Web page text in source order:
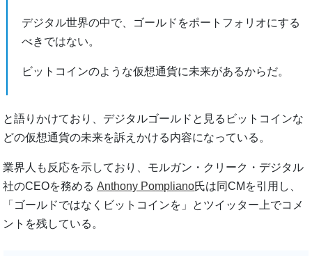
デジタル世界の中で、ゴールドをポートフォリオにする
べきではない。
ビットコインのような仮想通貨に未来があるからだ。
と語りかけており、デジタルゴールドと見るビットコインな
どの仮想通貨の未来を訴えかける内容になっている。
業界人も反応を示しており、モルガン・クリーク・デジタル
社のCEOを務めるAnthony Pompliano氏は同CMを引用し、
「ゴールドではなくビットコインを」とツイッター上でコメ
ントを残している。